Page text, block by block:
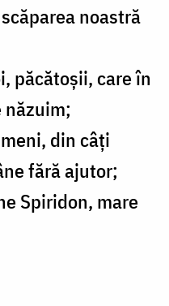
noastră
păcătoșii, care în
din câți
fără ajutor;
Spiridon, mare